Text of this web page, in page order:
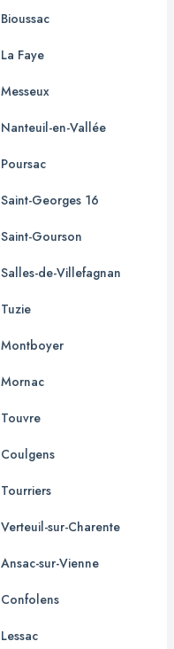
Bioussac
La Faye
Messeux
Nanteuil-en-Vallée
Poursac
Saint-Georges 16
Saint-Gourson
Salles-de-Villefagnan
Tuzie
Montboyer
Mornac
Touvre
Coulgens
Tourriers
Verteuil-sur-Charente
Ansac-sur-Vienne
Confolens
Lessac